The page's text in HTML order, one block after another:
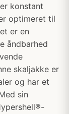
konstant
optimeret til
er en
åndbarhed
skaljakke er
og har et
sin